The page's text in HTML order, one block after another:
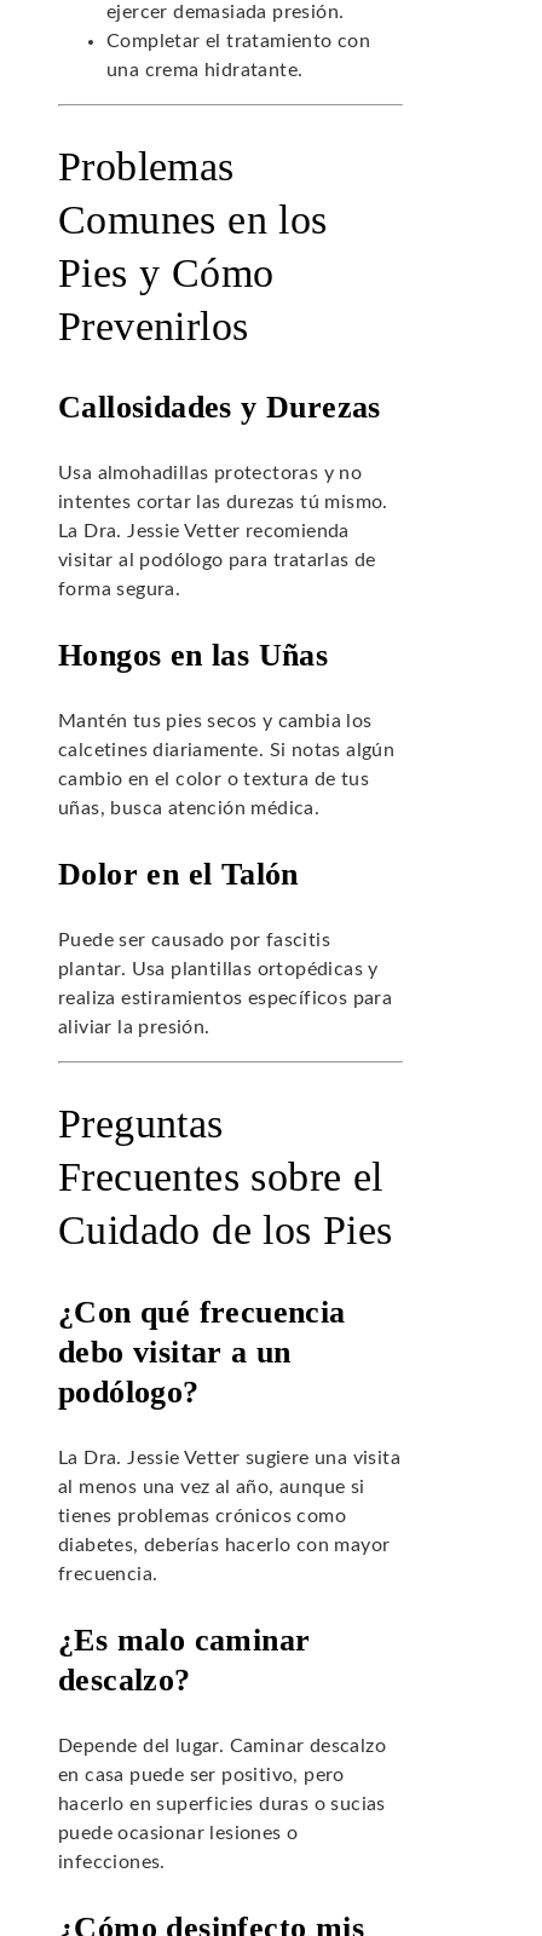
ejercer demasiada presión.
Completar el tratamiento con
una crema hidratante.
Problemas
Comunes en los
Pies y Cómo
Prevenirlos
Callosidades y Durezas
Usa almohadillas protectoras y no
intentes cortar las durezas tú mismo.
La Dra. Jessie Vetter recomienda
visitar al podólogo para tratarlas de
forma segura.
Hongos en las Uñas
Mantén tus pies secos y cambia los
calcetines diariamente. Si notas algún
cambio en el color o textura de tus
uñas, busca atención médica.
Dolor en el Talón
Puede ser causado por fascitis
plantar. Usa plantillas ortopédicas y
realiza estiramientos específicos para
aliviar la presión.
Preguntas
Frecuentes sobre el
Cuidado de los Pies
¿Con qué frecuencia
debo visitar a un
podólogo?
La Dra. Jessie Vetter sugiere una visita
al menos una vez al año, aunque si
tienes problemas crónicos como
diabetes, deberías hacerlo con mayor
frecuencia.
¿Es malo caminar
descalzo?
Depende del lugar. Caminar descalzo
en casa puede ser positivo, pero
hacerlo en superficies duras o sucias
puede ocasionar lesiones o
infecciones.
¿Cómo desinfecto mis